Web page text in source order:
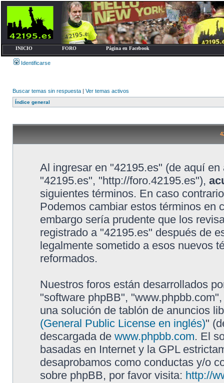
INICIO FORO Página en Facebook
Identificarse
Buscar temas sin respuesta | Ver temas activos
Índice general
Al ingresar en "42195.es" (de aquí
"42195.es", "http://foro.42195.es"),
siguientes términos. En caso
Podemos cambiar estos términos en
embargo sería prudente que los
registrado a "42195.es" después de
legalmente sometido a esos nuevos
reformados.
Nuestros foros están desarrollados
"software phpBB",
una solución de tablón de anuncios
(General Public License en inglés)"
descargada de www.phpbb.com. El
basadas en Internet y la GPL
desaprobamos como conductas y/o
sobre phpBB, por favor visita: http://